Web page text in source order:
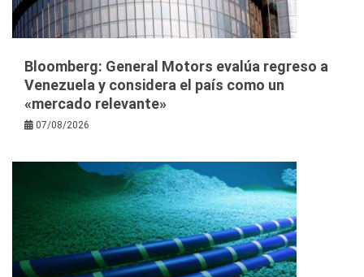
Bloomberg: General Motors evalúa regreso a
Venezuela y considera el país como un
«mercado relevante»
07/08/2026